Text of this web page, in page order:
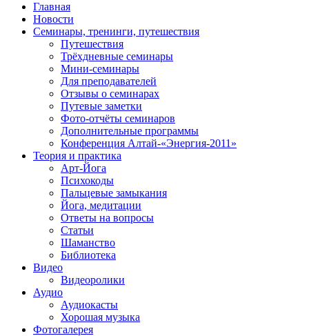
Главная
Новости
Семинары, тренинги, путешествия
Путешествия
Трёхдневные семинары
Мини-семинары
Для преподавателей
Отзывы о семинарах
Путевые заметки
Фото-отчёты семинаров
Дополнительные программы
Конференция Алтай-«Энергия-2011»
Теория и практика
Арт-Йога
Психокоды
Пальцевые замыкания
Йога, медитации
Ответы на вопросы
Статьи
Шаманство
Библиотека
Видео
Видеоролики
Аудио
Аудиокасты
Хорошая музыка
Фотогалерея